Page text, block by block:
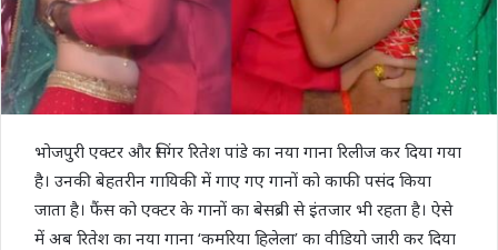
भोजपुरी एक्टर और सिंगर रितेश पांडे का नया गाना रिलीज कर दिया गया
है। उनकी बेहतरीन गायिकी में गाए गए गानों को काफी पसंद किया
जाता है। फैंस को एक्टर के गानों का बेसब्री से इंतजार भी रहता है। ऐसे
में अब रितेश का नया गाना ‘कमरिया हिलेला’ का वीडियो जारी कर दिया